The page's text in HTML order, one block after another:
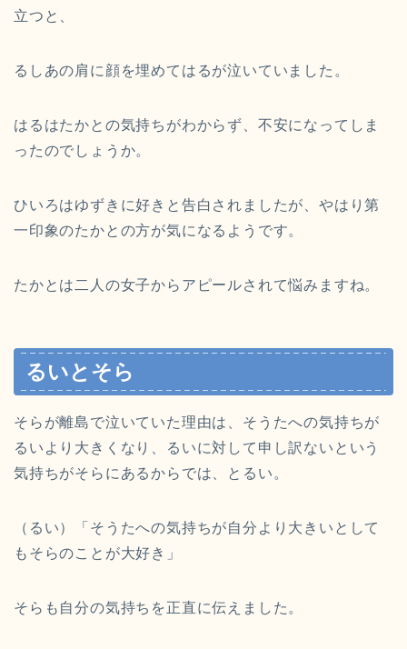
立つと、
るしあの肩に顔を埋めてはるが泣いていました。
はるはたかとの気持ちがわからず、不安になってしま
ったのでしょうか。
ひいろはゆずきに好きと告白されましたが、やはり第
一印象のたかとの方が気になるようです。
たかとは二人の女子からアピールされて悩みますね。
るいとそら
そらが離島で泣いていた理由は、そうたへの気持ちが
るいより大きくなり、るいに対して申し訳ないという
気持ちがそらにあるからでは、とるい。
（るい）「そうたへの気持ちが自分より大きいとして
もそらのことが大好き」
そらも自分の気持ちを正直に伝えました。